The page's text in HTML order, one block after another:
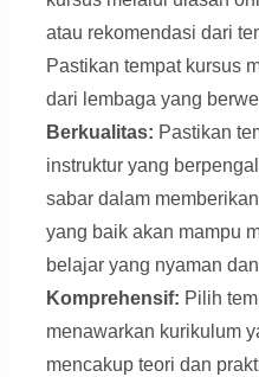
atau rekomendasi dari
Pastikan tempat kursus
dari lembaga yang
Berkualitas: Pastikan
instruktur yang
sabar dalam
yang baik akan mampu
belajar yang nyaman
Komprehensif: Pilih
menawarkan kurikulum
mencakup teori dan